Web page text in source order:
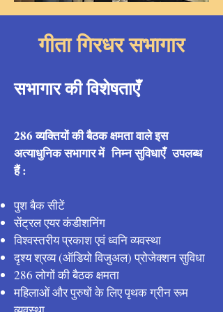
गीता गिरधर सभागार
सभागार की विशेषताएँ
286 व्यक्तियों की बैठक क्षमता वाले इस
अत्याधुनिक सभागार में निम्न सुविधाएँ उपलब्ध
हैं :
पुश बैक सीटें
सेंट्रल एयर कंडीशनिंग
विश्वस्तरीय प्रकाश एवं ध्वनि व्यवस्था
दृश्य श्रव्य (ऑडियो विजुअल) प्रोजेक्शन सुविधा
286 लोगों की बैठक क्षमता
महिलाओं और पुरुषों के लिए पृथक ग्रीन रूम